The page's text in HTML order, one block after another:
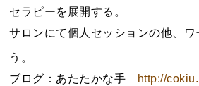
セラピーを展開する。
サロンにて個人セッションの他、
う。
ブログ：あたたかな手
http://